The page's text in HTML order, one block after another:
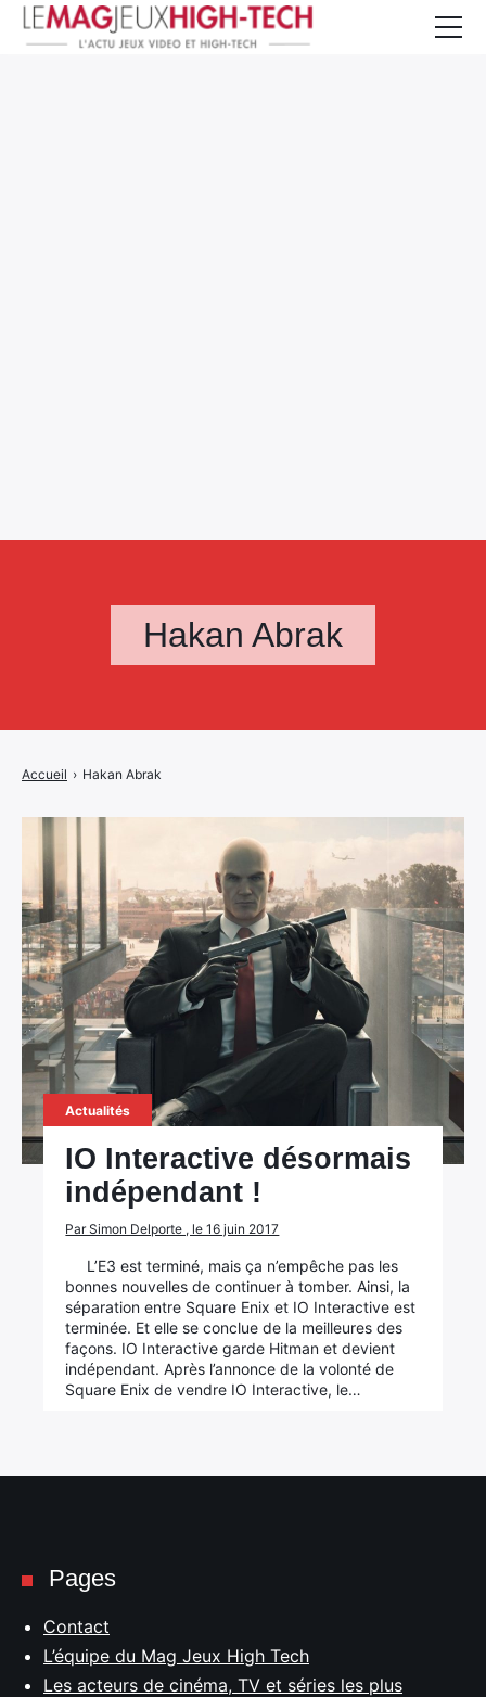
Hakan Abrak
Accueil › Hakan Abrak
Actualités
IO Interactive désormais
indépendant !
Par Simon Delporte , le 16 juin 2017
L’E3 est terminé, mais ça n’empêche pas les
bonnes nouvelles de continuer à tomber. Ainsi, la
séparation entre Square Enix et IO Interactive est
terminée. Et elle se conclue de la meilleures des
façons. IO Interactive garde Hitman et devient
indépendant. Après l’annonce de la volonté de
Square Enix de vendre IO Interactive, le…
Pages
Contact
L’équipe du Mag Jeux High Tech
Les acteurs de cinéma, TV et séries les plus
Rechercher